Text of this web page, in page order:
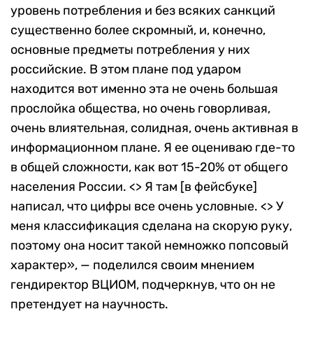
уровень потребления и без всяких санкций
существенно более скромный, и, конечно,
основные предметы потребления у них
российские. В этом плане под ударом
находится вот именно эта не очень большая
прослойка общества, но очень говорливая,
очень влиятельная, солидная, очень активная в
информационном плане. Я ее оцениваю где-то
в общей сложности, как вот 15-20% от общего
населения России. <> Я там [в фейсбуке]
написал, что цифры все очень условные. <> У
меня классификация сделана на скорую руку,
поэтому она носит такой немножко попсовый
характер», — поделился своим мнением
гендиректор ВЦИОМ, подчеркнув, что он не
претендует на научность.